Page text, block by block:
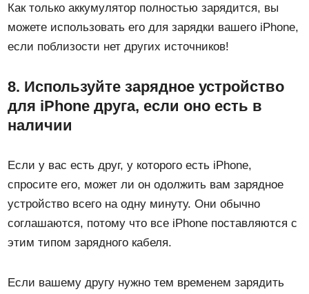
Как только аккумулятор полностью зарядится, вы
можете использовать его для зарядки вашего iPhone,
если поблизости нет других источников!
8. Используйте зарядное устройство
для iPhone друга, если оно есть в
наличии
Если у вас есть друг, у которого есть iPhone,
спросите его, может ли он одолжить вам зарядное
устройство всего на одну минуту. Они обычно
соглашаются, потому что все iPhone поставляются с
этим типом зарядного кабеля.
Если вашему другу нужно тем временем зарядить